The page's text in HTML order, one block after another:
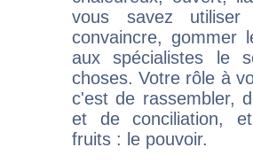
vous savez
convaincre, gommer
aux spécialistes le
choses. Votre rôle à
c'est de rassembler,
et de conciliation,
fruits : le pouvoir.